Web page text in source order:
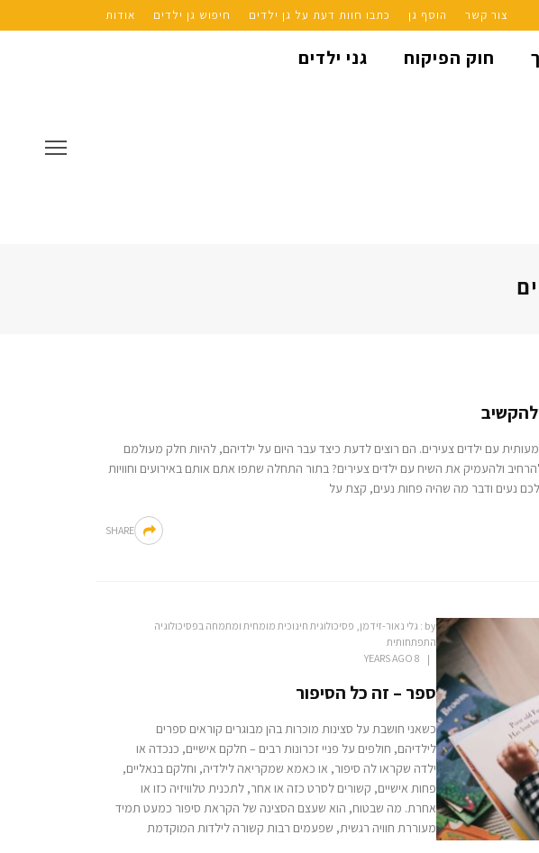
אודות חיפוש גן ילדים כתבו חוות דעת על גן ילדים הוסף גן צור קשר
גני ילדים חוק הפיקוח
עם ילדים צעירים. הם רוצים לדעת כיצד עבר היום על ילדיהם, להיות חלק מעולמם
ולהעמיק את השיח עם ילדים צעירים? בתור התחלה שתפו אתם אותם באירועים וחוויות
נעים ודבר מה שהיה פחות נעים, קצת על
SHARE
by : גלי נאור-זידמן, פסיכולוגית חינוכית מומחית ומתמחה בפסיכולוגיה
התפתחותית
8 YEARS AGO
ספר – זה כל הסיפור
כשאני חושבת על סצינות מוכרות בהן מבוגרים קוראים ספרים
לילדיהם, חולפים על פניי זכרונות רבים – חלקם אישיים, כנכדה או
ילדה שקראו לה סיפור, או כאמא שמקריאה לילדיה, וחלקם בנאליים,
פחות אישיים, קשורים לסרט כזה או אחר, לתכנית טלוויזיה כזו או
אחרת. מה שבטוח, הוא שעצם הסצינה של הקראת סיפור כמעט תמיד
מעוררת חוויה רגשית, שפעמים רבות קשורה לילדות המוקדמת